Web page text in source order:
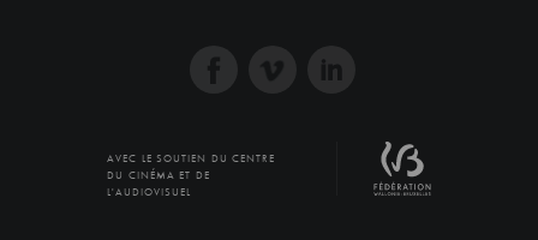
AVEC LE SOUTIEN DU CENTRE
DU CINÉMA ET DE
L'AUDIOVISUEL